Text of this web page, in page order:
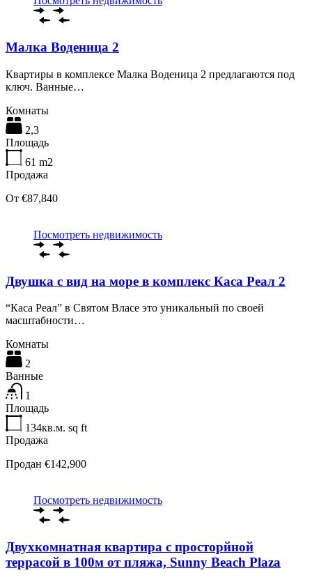
Малка Воденица 2
Квартиры в комплексе Малка Воденица 2 предлагаются под
ключ. Ванные…
Комнаты
2,3
Площадь
61 m2
Продажа
От €87,840
Посмотреть недвижимость
Двушка с вид на море в комплекс Каса Реал 2
“Каса Реал” в Святом Власе это уникальный по своей
масштабности…
Комнаты
2
Ванные
1
Площадь
134кв.м. sq ft
Продажа
Продан €142,900
Посмотреть недвижимость
Двухкомнатная квартира с просторйной
террасой в 100м от пляжа, Sunny Beach Plaza